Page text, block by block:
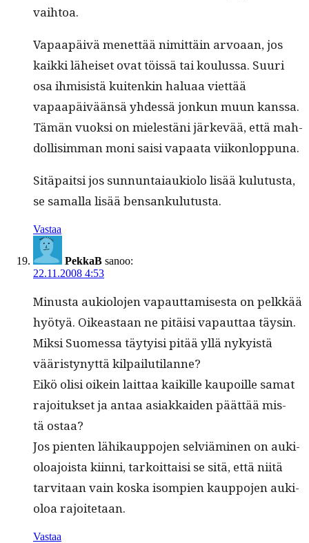
vaihtoa.
Vapaapäivä menet­tää nimit­täin arvoaan, jos
kaik­ki läheiset ovat töis­sä tai koulus­sa. Suuri
osa ihmi­sistä kuitenkin halu­aa viet­tää
vapaapäivään­sä yhdessä jonkun muun kanssa.
Tämän vuok­si on mielestäni järkevää, että mah­
dol­lisim­man moni saisi vapaa­ta viikonloppuna.
Sitä­pait­si jos sun­nun­ta­iauki­o­lo lisää kulu­tus­ta,
se samal­la lisää bensankulutusta.
Vastaa
PekkaB sanoo:
22.11.2008 4:53
Minus­ta auki­olo­jen vapaut­tamis­es­ta on pelkkää
hyö­tyä. Oikeas­t­aan ne pitäisi vapaut­taa täysin.
Mik­si Suomes­sa täy­ty­isi pitää yllä nyky­istä
vääristynyt­tä kilpailutilanne?
Eikö olisi oikein lait­taa kaikille kaupoille samat
rajoituk­set ja antaa asi­akkaiden päät­tää mis­
tä ostaa?
Jos pien­ten lähikaup­po­jen selviämi­nen on auki­
oloa­joista kiin­ni, tarkoit­taisi se sitä, että niitä
tarvi­taan vain kos­ka isom­pi­en kaup­po­jen auki­
oloa rajoitetaan.
Vastaa